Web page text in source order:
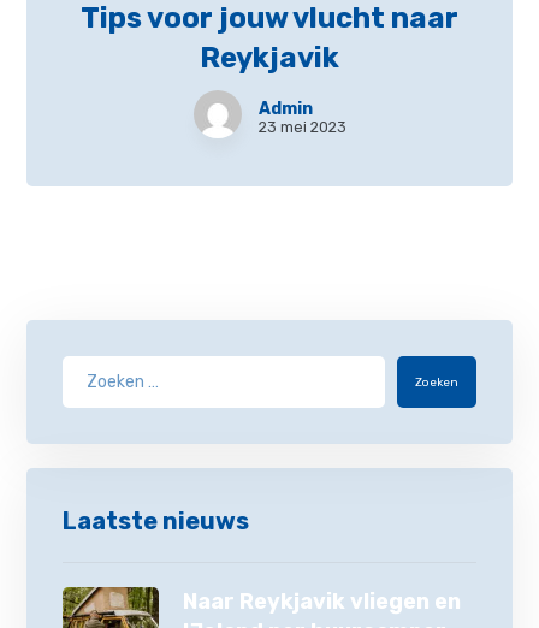
Tips voor jouw vlucht naar
Reykjavik
Admin
23 mei 2023
Zoeken
Laatste nieuws
Naar Reykjavik vliegen en